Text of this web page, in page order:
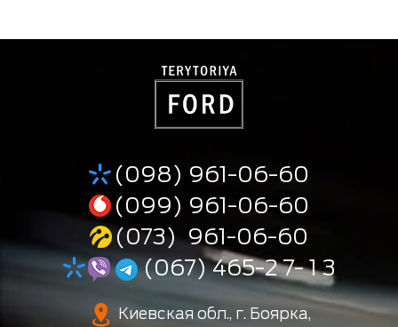
(098) 961-06-60
(099) 961-06-60
(073) 961-06-60
(067) 465-2 7- 1 3
Киевская обл., г. Боярка,